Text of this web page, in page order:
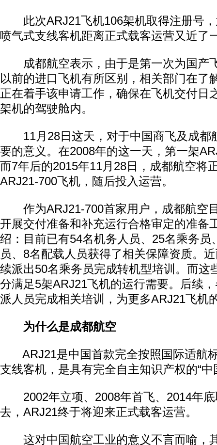
此次ARJ21飞机106架机取得注册号，
喷气式支线客机距离正式载客运营又近了
成都航空表示，由于是第一次为国产飞
以前的进口飞机有所区别，相关部门在了
正在着手该申请工作，确保在飞机交付日
架机的驾驶舱内。
11月28日这天，对于中国商飞及成都
要的意义。在2008年的这一天，第一架
而7年后的2015年11月28日，成都航空将
ARJ21-700飞机，随后投入运营。
作为ARJ21-700首家用户，成都航空
开展交付准备和补充运行合格审定的准备
绍：目前已有54名机务人员、25名乘务员
员、8名配载人员获得了相关保障资质。
续派出50名乘务员完成转机型培训。而这
分满足5架ARJ21飞机的运行需要。后续
派人员完成相关培训，为更多ARJ21飞机
为什么是成都航空
ARJ21是中国首款完全按照国际适航
支线客机，是具有完全自主知识产权的“中
2002年立项、2008年首飞、2014年底
去，ARJ21终于将迎来正式载客运营。
这对中国航空工业的意义不言而喻，
动物系恋人啊 | 钟欣潼体验爱情哲学 南